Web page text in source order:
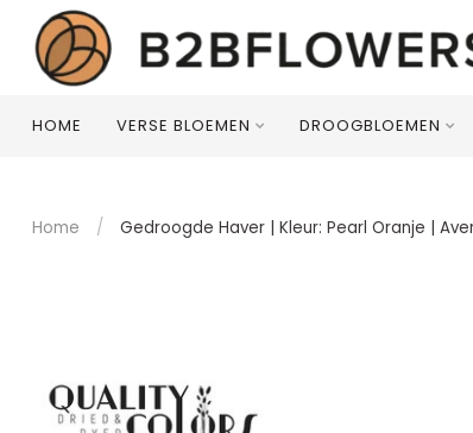
HOME VERSE BLOEMEN DROOGBLOEMEN
Home / Gedroogde Haver | Kleur: Pearl Oranje |